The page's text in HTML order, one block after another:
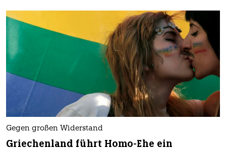
Gegen großen Widerstand
Griechenland führt Homo-Ehe ein